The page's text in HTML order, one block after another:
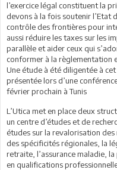
l’exercice légal constituent la
devons à la fois soutenir l’Etat
contrôle des frontières pour
aussi réduire les taxes sur les
parallèle et aider ceux qui
conformer à la règlementation
Une étude à été diligentée à
présentée lors d’une
février prochain à Tunis
L’Utica met en place deux
un centre d’études et de
études sur la revalorisation des
des spécificités régionales, la
retraite, l’assurance maladie,
en qualifications